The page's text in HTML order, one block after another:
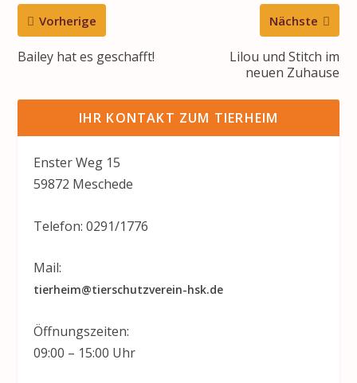
Vorherige
Bailey hat es geschafft!
Nächste
Lilou und Stitch im
neuen Zuhause
IHR KONTAKT ZUM TIERHEIM
Enster Weg 15
59872 Meschede
Telefon: 0291/1776
Mail:
tierheim@tierschutzverein-hsk.de
Öffnungszeiten:
09:00 – 15:00 Uhr